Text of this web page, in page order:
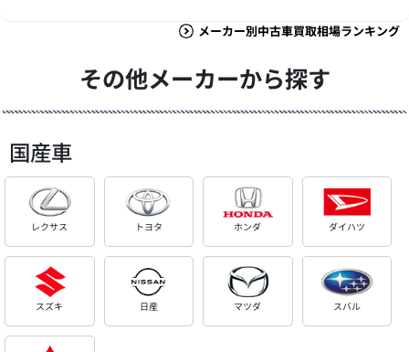
メーカー別中古車買取相場ランキング
その他メーカーから探す
国産車
レクサス トヨタ ホンダ ダイハツ
スズキ 日産 マツダ スバル